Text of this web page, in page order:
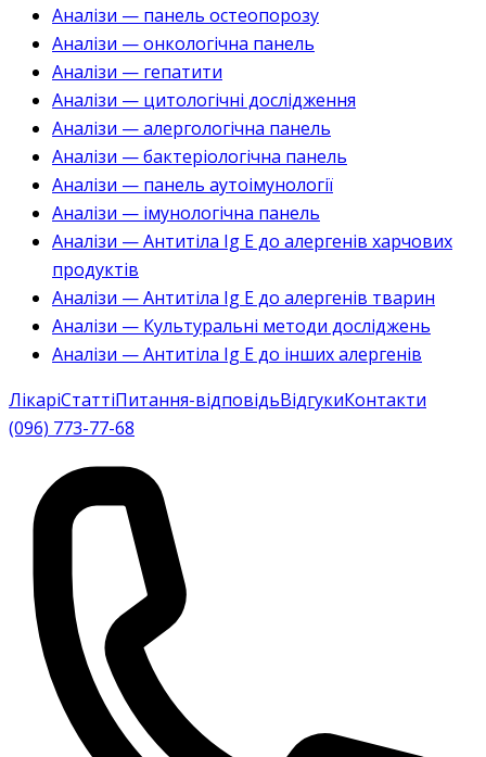
Аналізи — панель остеопорозу
Аналізи — онкологічна панель
Аналізи — гепатити
Аналізи — цитологічні дослідження
Аналізи — алергологічна панель
Аналізи — бактеріологічна панель
Аналізи — панель аутоімунології
Аналізи — імунологічна панель
Аналізи — Антитіла Ig E до алергенів харчових
продуктів
Аналізи — Антитіла Ig E до алергенів тварин
Аналізи — Культуральні методи досліджень
Аналізи — Антитіла Ig E до інших алергенів
ЛікаріСтаттіПитання-відповідьВідгукиКонтакти
(096) 773-77-68